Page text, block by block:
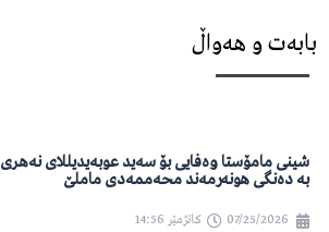
بابەت و هەواڵ
شینی مامۆستا وەفایی بۆ سەید عوبەیدیللای نەهری
بە دەنگی هونەرمەند محەممەدی ماملێ
07/25/2026 کاتژمێر 14:56